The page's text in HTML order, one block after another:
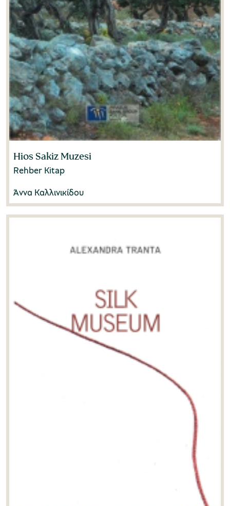
Ηios Sakiz Muzesi
Rehber Kitap
Άννα Καλλινικίδου